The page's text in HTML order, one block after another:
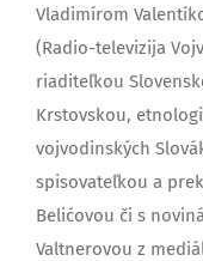
Vladimírom
(Radio-televizija
riaditeľkou
Krstovskou,
vojvodinských
spisovateľkou a
Belićovou či s
Valtnerovou z